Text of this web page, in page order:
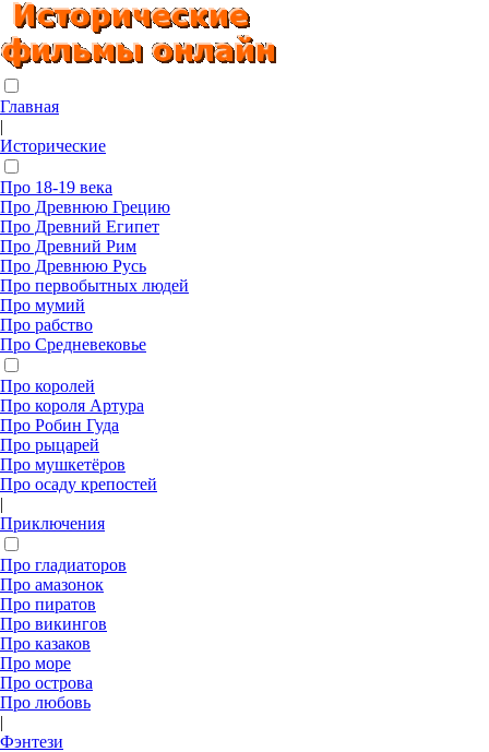
Главная
|
Исторические
Про 18-19 века
Про Древнюю Грецию
Про Древний Египет
Про Древний Рим
Про Древнюю Русь
Про первобытных людей
Про мумий
Про рабство
Про Средневековье
Про королей
Про короля Артура
Про Робин Гуда
Про рыцарей
Про мушкетёров
Про осаду крепостей
|
Приключения
Про гладиаторов
Про амазонок
Про пиратов
Про викингов
Про казаков
Про море
Про острова
Про любовь
|
Фэнтези